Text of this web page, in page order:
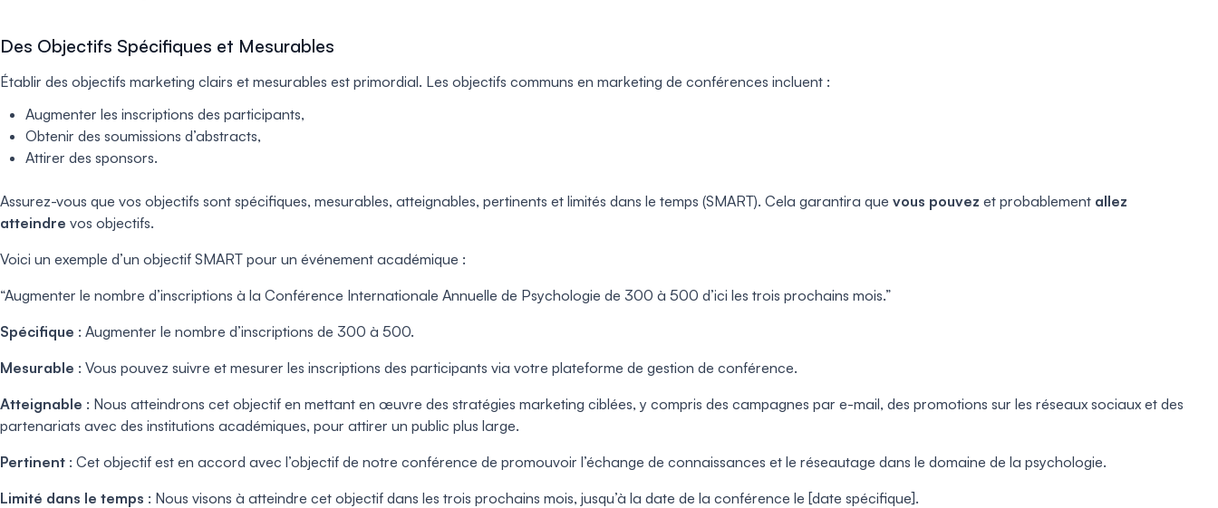
Des Objectifs Spécifiques et Mesurables
Établir des objectifs marketing clairs et mesurables est primordial. Les objectifs communs en marketing de conférences incluent :
Augmenter les inscriptions des participants,
Obtenir des soumissions d’abstracts,
Attirer des sponsors.
Assurez-vous que vos objectifs sont spécifiques, mesurables, atteignables, pertinents et limités dans le temps (SMART). Cela garantira que vous pouvez et probablement allez
atteindre vos objectifs.
Voici un exemple d’un objectif SMART pour un événement académique :
“Augmenter le nombre d’inscriptions à la Conférence Internationale Annuelle de Psychologie de 300 à 500 d’ici les trois prochains mois.”
Spécifique : Augmenter le nombre d’inscriptions de 300 à 500.
Mesurable : Vous pouvez suivre et mesurer les inscriptions des participants via votre plateforme de gestion de conférence.
Atteignable : Nous atteindrons cet objectif en mettant en œuvre des stratégies marketing ciblées, y compris des campagnes par e-mail, des promotions sur les réseaux sociaux et des
partenariats avec des institutions académiques, pour attirer un public plus large.
Pertinent : Cet objectif est en accord avec l’objectif de notre conférence de promouvoir l’échange de connaissances et le réseautage dans le domaine de la psychologie.
Limité dans le temps : Nous visons à atteindre cet objectif dans les trois prochains mois, jusqu’à la date de la conférence le [date spécifique].